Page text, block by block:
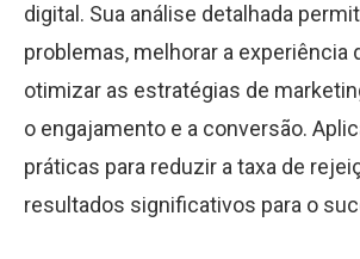
digital. Sua análise detalhada
problemas, melhorar a experiência
otimizar as estratégias de
o engajamento e a conversão.
práticas para reduzir a taxa de
resultados significativos para o